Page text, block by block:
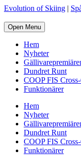
Evolution of Skiing |
Open Menu
Hem
Nyheter
Dundret Runt
COOP FIS
Funktionärer
Hem
Nyheter
Dundret Runt
COOP FIS
Funktionärer